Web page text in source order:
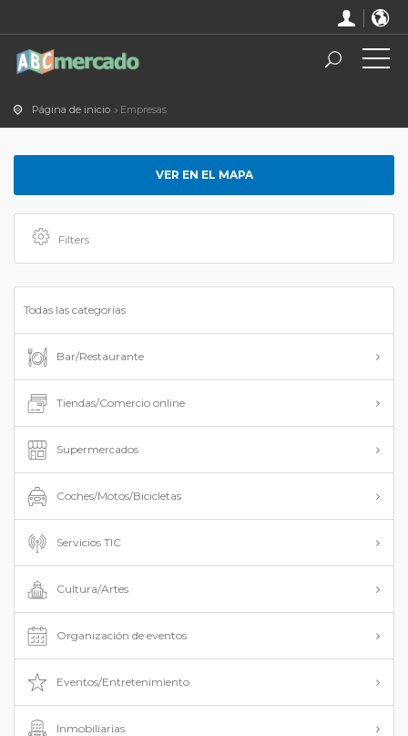
Página de inicio Empresas
VER EN EL MAPA
Filters
Todas las categorías
Bar/Restaurante
Tiendas/Comercio online
Supermercados
Coches/Motos/Bicicletas
Servicios TIC
Cultura/Artes
Organización de eventos
Eventos/Entretenimiento
Inmobiliarias